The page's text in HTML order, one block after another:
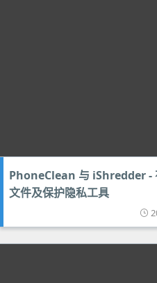
PhoneClean 与 iShredder -
文件及保护隐私工具